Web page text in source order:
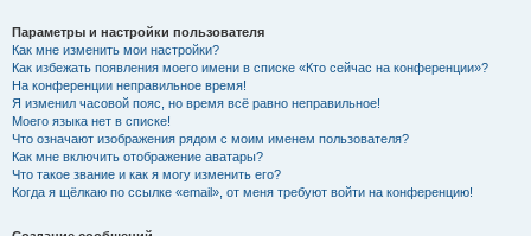
Параметры и настройки пользователя
Как мне изменить мои настройки?
Как избежать появления моего имени в списке «Кто сейчас на конференции»?
На конференции неправильное время!
Я изменил часовой пояс, но время всё равно неправильное!
Моего языка нет в списке!
Что означают изображения рядом с моим именем пользователя?
Как мне включить отображение аватары?
Что такое звание и как я могу изменить его?
Когда я щёлкаю по ссылке «email», от меня требуют войти на конференцию!